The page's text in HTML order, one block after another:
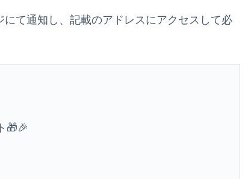
て通知し、記載のアドレスにアクセスして必
🎁🎉